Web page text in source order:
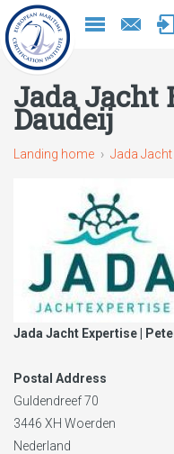
Naar
inhoud
Jada Jacht
Daudeij
Landing home Jada Jacht
Jada Jacht Expertise |
Postal Address
Guldendreef 70
3446 XH Woerden
Nederland